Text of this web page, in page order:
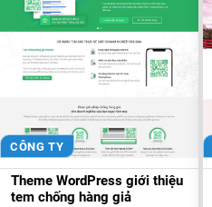
CÔNG TY
Theme WordPress giới thiệu
tem chống hàng giả